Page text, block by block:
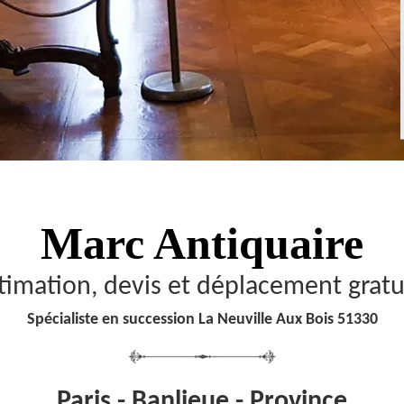
Marc Antiquaire
devis et déplacement
Spécialiste en succession La Neuville Aux Bois 51330